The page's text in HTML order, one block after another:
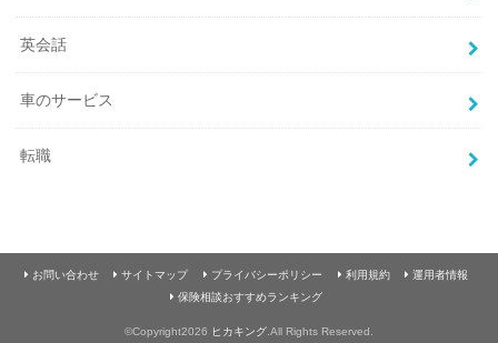
英会話
車のサービス
転職
お問い合わせ サイトマップ プライバシーポリシー 利用規約
運用者情報
保険相談おすすめランキング
©Copyright2026 ヒカキング.All Rights Reserved.